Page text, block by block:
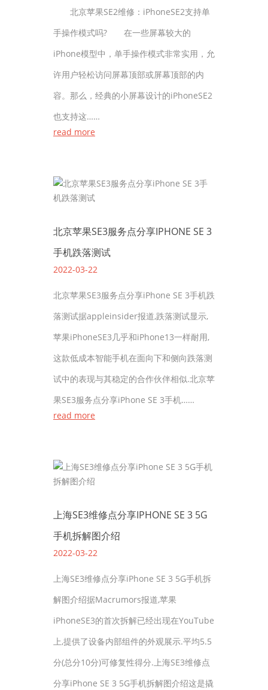
北京苹果SE2维修：iPhoneSE2支持单
手操作模式吗? 在一些屏幕较大的
iPhone模型中，单手操作模式非常实用，允
许用户轻松访问屏幕顶部或屏幕顶部的内
容。那么，经典的小屏幕设计的iPhoneSE2
也支持这……
read more
北京苹果SE3服务点分享IPHONE SE 3
手机跌落测试
2022-03-22
北京苹果SE3服务点分享iPhone SE 3手机跌
落测试据appleinsider报道,跌落测试显示,
苹果iPhoneSE3几乎和iPhone13一样耐用,
这款低成本智能手机在面向下和侧向跌落测
试中的表现与其稳定的合作伙伴相似.北京苹
果SE3服务点分享iPhone SE 3手机……
read more
上海SE3维修点分享IPHONE SE 3 5G
手机拆解图介绍
2022-03-22
上海SE3维修点分享iPhone SE 3 5G手机拆
解图介绍据Macrumors报道,苹果
iPhoneSE3的首次拆解已经出现在YouTube
上,提供了设备内部组件的外观展示.平均5.5
分(总分10分)可修复性得分.上海SE3维修点
分享iPhone SE 3 5G手机拆解图介绍这是撬